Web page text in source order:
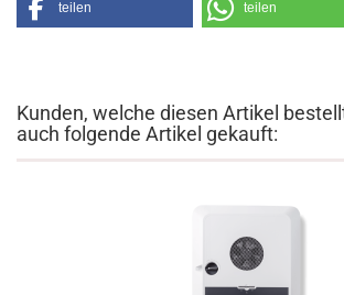
teilen teilen
Kunden, welche diesen Artikel
auch folgende Artikel gekauft: